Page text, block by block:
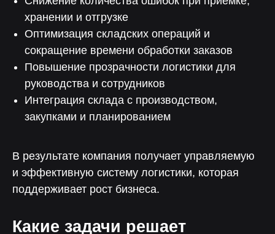
хранении и отгрузке
Оптимизация складских операций и
сокращение времени обработки заказов
Повышение прозрачности логистики для
руководства и сотрудников
Интеграция склада с производством,
закупками и планированием
В результате компания получает управляемую
и эффективную систему логистики, которая
поддерживает рост бизнеса.
Какие задачи решает